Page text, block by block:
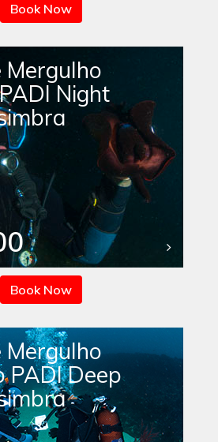
Book Now
Mergulho
Night
Book Now
Mergulho
PADI Deep